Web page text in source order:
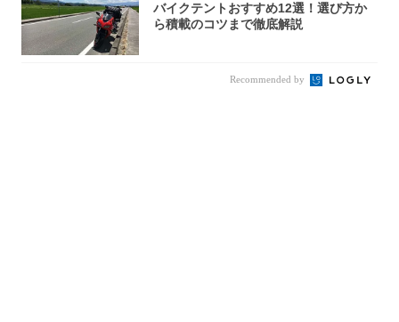
バイクテントおすすめ12選！選び方か
ら積載のコツまで徹底解説
Recommended by